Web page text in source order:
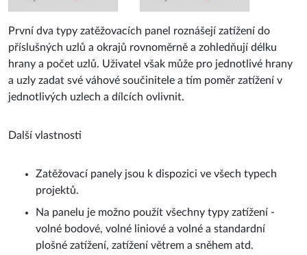
První dva typy zatěžovacích panel roznášejí zatížení do
příslušných uzlů a okrajů rovnoměrně a zohledňují délku
hrany a počet uzlů. Uživatel však může pro jednotlivé hrany
a uzly zadat své váhové součinitele a tím poměr zatížení v
jednotlivých uzlech a dílcích ovlivnit.
Další vlastnosti
Zatěžovací panely jsou k dispozici ve všech typech
projektů.
Na panelu je možno použít všechny typy zatížení -
volné bodové, volné liniové a volné a standardní
plošné zatížení, zatížení větrem a sněhem atd.